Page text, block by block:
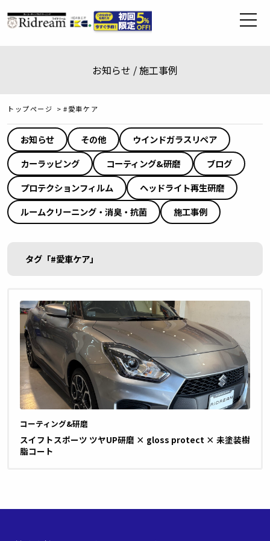
お知らせ / 施工事例
トップページ > #愛車ケア
お知らせ その他
ウインドガラスリペア
カーラッピング
コーティング&研磨
ブログ
プロテクションフィルム
ヘッドライト再生研磨
ルームクリーニング・消臭・抗菌
施工事例
タグ「#愛車ケア」
コーティング&研磨
スイフトスポーツ ツヤUP研磨 × gloss protect × 未塗装樹
脂コート